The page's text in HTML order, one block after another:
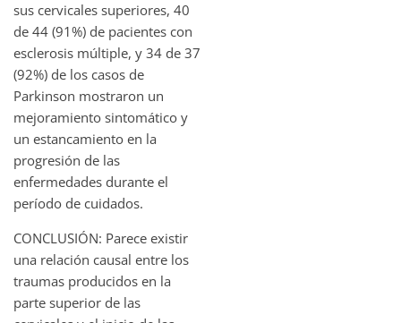
sus cervicales superiores, 40
de 44 (91%) de pacientes con
esclerosis múltiple, y 34 de 37
(92%) de los casos de
Parkinson mostraron un
mejoramiento sintomático y
un estancamiento en la
progresión de las
enfermedades durante el
período de cuidados.
CONCLUSIÓN: Parece existir
una relación causal entre los
traumas producidos en la
parte superior de las